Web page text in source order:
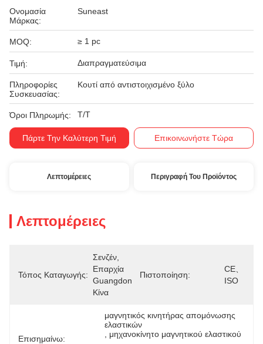
Ονομασία
Μάρκας:
Suneast
MOQ: ≥ 1 pc
Τιμή: Διαπραγματεύσιμα
Πληροφορίες
Συσκευασίας:
Κουτί από αντιστοιχισμένο ξύλο
Όροι Πληρωμής: Τ/Τ
Πάρτε Την Καλύτερη Τιμή Επικοινωνήστε Τώρα
Λεπτομέρειες Περιγραφή Του Προϊόντος
Λεπτομέρειες
Τόπος Καταγωγής:
Σενζέν,
Επαρχία
Guangdong,
Κίνα
Πιστοποίηση:
CE、
ISO
Επισημαίνω:
μαγνητικός κινητήρας απομόνωσης
ελαστικών
μηχανοκίνητο μαγνητικού ελαστικού